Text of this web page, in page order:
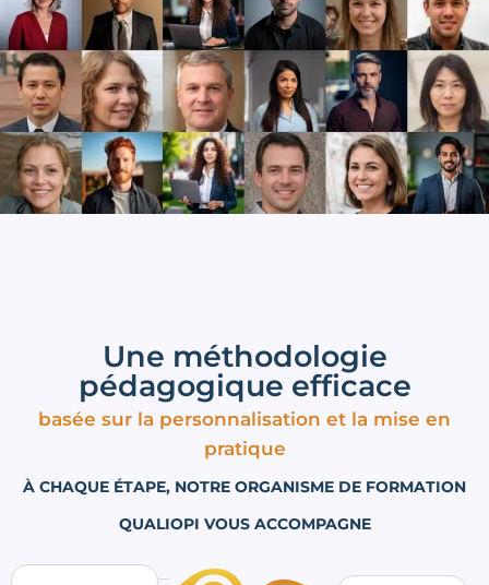
Une méthodologie
pédagogique efficace
basée sur la personnalisation et la mise en
pratique
À CHAQUE ÉTAPE, NOTRE ORGANISME DE FORMATION
QUALIOPI VOUS ACCOMPAGNE